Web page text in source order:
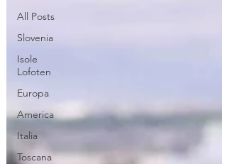
All Posts
Slovenia
Isole
Lofoten
Europa
America
Italia
Toscana